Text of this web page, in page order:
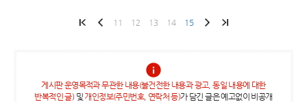
11 12 13 14 15
게시판 운영목적과 무관한 내용(불건전한 내용과 광고, 동일 내용에 대한
반복적인 글)및 개인정보(주민번호, 연락처 등)가 담긴 글은 예고없이 비공개